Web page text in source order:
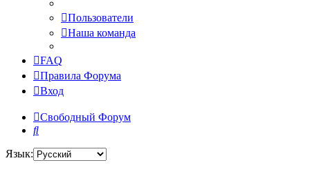
Пользователи
Наша команда
FAQ
Правила Форума
Вход
Свободный Форум
Поиск
Язык: